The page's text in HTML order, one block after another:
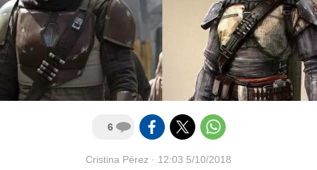
6
Cristina Pérez · 12:03 5/10/2018